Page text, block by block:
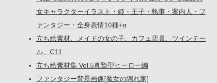
女キャラクターイラスト・姫・王子・執事・案内人・フ
ァンタジー・全身表情10種+α
立ち絵素材、メイドの女の子、カフェ店員、ツインテー
ル、C11
立ち絵素材集 Vol.5真摯型ヒーロー編
ファンタジー背景画像[魔女の隠れ家]